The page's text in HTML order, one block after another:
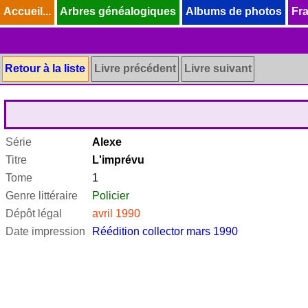
Accueil... Arbres généalogiques Albums de photos
Retour à la liste Livre précédent Livre suivant
Série
Alexe
Titre
L'imprévu
Tome
1
Genre littéraire
Policier
Dépôt légal
avril 1990
Date impression
Réédition collector mars 1990
Accueil... Arbres généalogiques Albums de photos